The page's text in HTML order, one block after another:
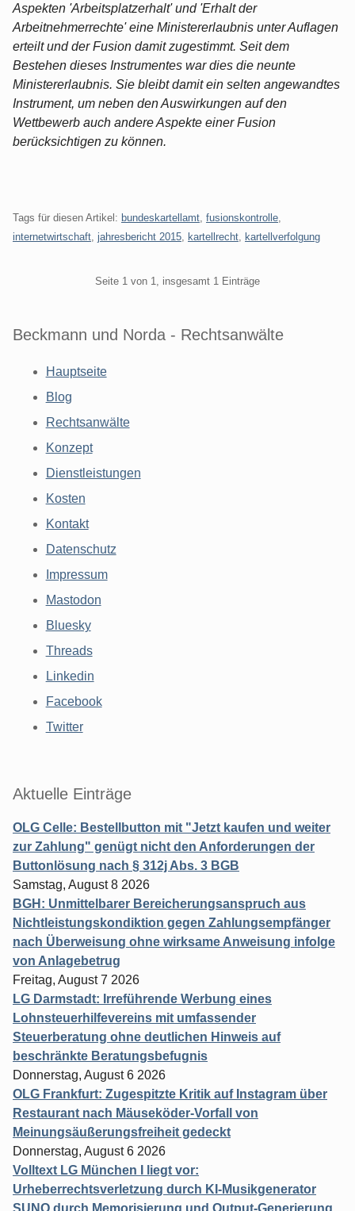
Aspekten 'Arbeitsplatzerhalt' und 'Erhalt der
Arbeitnehmerrechte' eine Ministererlaubnis unter Auflagen
erteilt und der Fusion damit zugestimmt. Seit dem
Bestehen dieses Instrumentes war dies die neunte
Ministererlaubnis. Sie bleibt damit ein selten angewandtes
Instrument, um neben den Auswirkungen auf den
Wettbewerb auch andere Aspekte einer Fusion
berücksichtigen zu können.
Tags für diesen Artikel: bundeskartellamt fusionskontrolle
internetwirtschaft jahresbericht 2015 kartellrecht kartellverfolgung
Seite 1 von 1, insgesamt 1 Einträge
Beckmann und Norda - Rechtsanwälte
Hauptseite
Blog
Rechtsanwälte
Konzept
Dienstleistungen
Kosten
Kontakt
Datenschutz
Impressum
Mastodon
Bluesky
Threads
Linkedin
Facebook
Twitter
Aktuelle Einträge
OLG Celle: Bestellbutton mit "Jetzt kaufen und weiter
zur Zahlung" genügt nicht den Anforderungen der
Buttonlösung nach § 312j Abs. 3 BGB
Samstag, August 8 2026
BGH: Unmittelbarer Bereicherungsanspruch aus
Nichtleistungskondiktion gegen Zahlungsempfänger
nach Überweisung ohne wirksame Anweisung infolge
von Anlagebetrug
Freitag, August 7 2026
LG Darmstadt: Irreführende Werbung eines
Lohnsteuerhilfevereins mit umfassender
Steuerberatung ohne deutlichen Hinweis auf
beschränkte Beratungsbefugnis
Donnerstag, August 6 2026
OLG Frankfurt: Zugespitzte Kritik auf Instagram über
Restaurant nach Mäuseköder-Vorfall von
Meinungsäußerungsfreiheit gedeckt
Donnerstag, August 6 2026
Volltext LG München I liegt vor:
Urheberrechtsverletzung durch KI-Musikgenerator
SUNO durch Memorisierung und Output-Generierung